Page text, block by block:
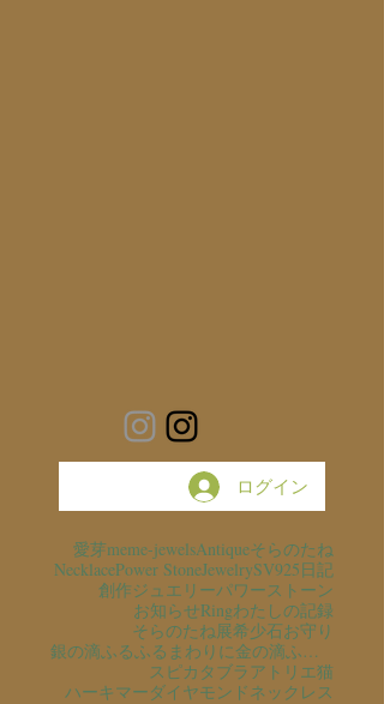
ログイン
愛芽meme-jewelsAntiqueそらのたね
NecklacePower StoneJewelrySV925日記
創作ジュエリーパワーストーン
お知らせRingわたしの記録
そらのたね展希少石お守り
銀の滴ふるふるまわりに金の滴ふるふるまわりに
スピカタブラ アトリエ猫
ハーキマーダイヤモンドネックレス